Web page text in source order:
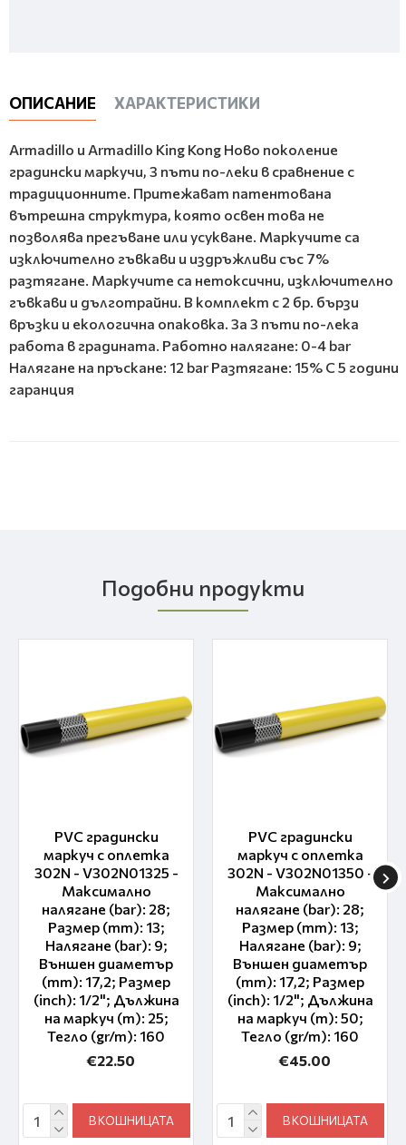
ОПИСАНИЕ ХАРАКТЕРИСТИКИ
Armadillo и Armadillo King Kong Ново поколение
градински маркучи, 3 пъти по-леки в сравнение с
традиционните. Притежават патентована
вътрешна структура, която освен това не
позволява прегъване или усукване. Маркучите са
изключително гъвкави и издръжливи със 7%
разтягане. Маркучите са нетоксични, изключително
гъвкави и дълготрайни. В комплект с 2 бр. бързи
връзки и екологична опаковка. За 3 пъти по-лека
работа в градината. Работно налягане: 0-4 bar
Налягане на пръскане: 12 bar Разтягане: 15% С 5 години
гаранция
Подобни продукти
PVC градински
маркуч с оплетка
302N - V302N01325 -
Максимално
налягане (bar): 28;
Размер (mm): 13;
Налягане (bar): 9;
Външен диаметър
(mm): 17,2; Размер
(inch): 1/2"; Дължина
на маркуч (m): 25;
Тегло (gr/m): 160
€22.50
В КОШНИЦАТА
PVC градински
маркуч с оплетка
302N - V302N01350 -
Максимално
налягане (bar): 28;
Размер (mm): 13;
Налягане (bar): 9;
Външен диаметър
(mm): 17,2; Размер
(inch): 1/2"; Дължина
на маркуч (m): 50;
Тегло (gr/m): 160
€45.00
В КОШНИЦАТА